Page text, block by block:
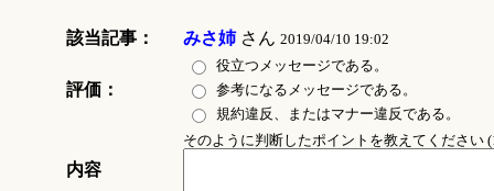
該当記事： みさ姉さん 2019/04/10 19:02
評価：
役立つメッセージである。
参考になるメッセージである。
規約違反、またはマナー違反である。
内容
そのように判断したポイントを教えてください